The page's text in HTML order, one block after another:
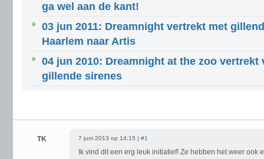
ga wel aan de kant!
03 jun 2011: Dreamnight vertrekt met
Haarlem naar Artis
04 jun 2010: Dreamnight at the zoo vertrekt
gillende sirenes
TK 7 juni 2013 op 14:15 | #1
Ik vind dit een erg leuk initiatief! Ze hebben het weer ook